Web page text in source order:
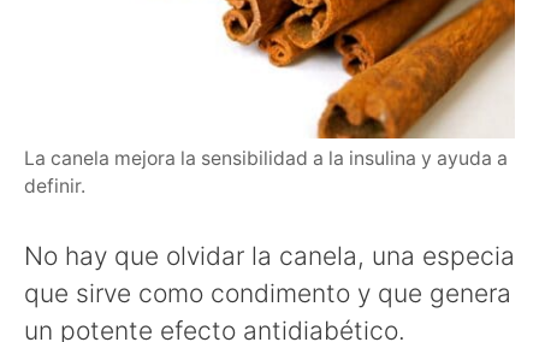
La canela mejora la sensibilidad a la insulina y ayuda a
definir.
No hay que olvidar la canela, una especia
que sirve como condimento y que genera
un potente efecto antidiabético.